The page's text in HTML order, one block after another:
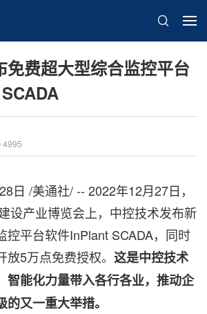
免费超大型综合监控平台
4995
日 /美通社/ -- 2022年12月27日，
设产业博览会上，中控技术发布新
控平台软件InPlant SCADA，同时
放5万点免费授权。 这是中控技术
智能化力量带入各行各业，推动企
的又一重大举措。